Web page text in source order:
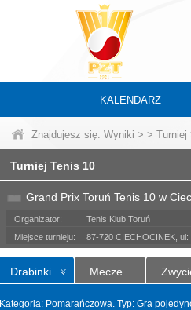
KALENDARZ
Znajdujesz się: Wyniki > > Turniej
Turniej Tenis 10
Grand Prix Toruń Tenis 10 w
Organizator:
Tenis Klub Toruń
Miejsce turnieju:
87-720 CIECHOCINEK, ul:
Drabinki Mecze
Kategoria: Pomarańczowa. Typ: Gra